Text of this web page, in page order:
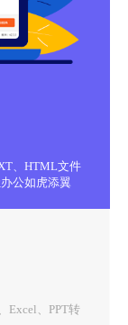
、HTML文件
公如虎添翼
Excel、PPT转